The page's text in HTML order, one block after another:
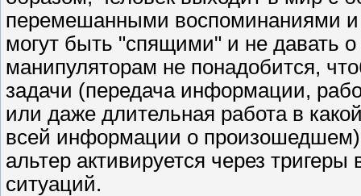
перемешанными воспоминаниями
могут быть "спящими" и не давать о
манипуляторам не понадобится,
задачи (передача информации,
или даже длительная работа в
всей информации о
альтер активируется через
ситуаций.